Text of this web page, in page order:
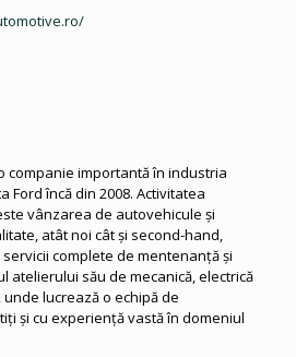
companie importantă în industria
încă din 2008. Activitatea
vânzarea de autovehicule și
atât noi cât și second-hand,
complete de mentenanță și
atelierului său de mecanică, electrică
lucrează o echipă de
și cu experiență vastă în domeniul